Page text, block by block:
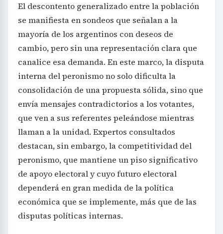
El descontento generalizado entre la población
se manifiesta en sondeos que señalan a la
mayoría de los argentinos con deseos de
cambio, pero sin una representación clara que
canalice esa demanda. En este marco, la disputa
interna del peronismo no solo dificulta la
consolidación de una propuesta sólida, sino que
envía mensajes contradictorios a los votantes,
que ven a sus referentes peleándose mientras
llaman a la unidad. Expertos consultados
destacan, sin embargo, la competitividad del
peronismo, que mantiene un piso significativo
de apoyo electoral y cuyo futuro electoral
dependerá en gran medida de la política
económica que se implemente, más que de las
disputas políticas internas.